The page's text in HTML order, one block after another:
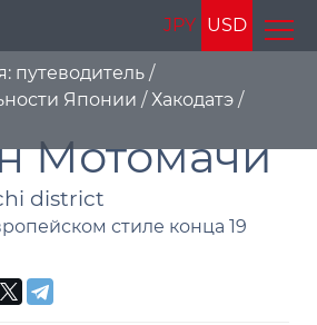
JPY USD
путеводитель /
Японии / Хакодатэ /
Мотомачи
district
стиле конца 19